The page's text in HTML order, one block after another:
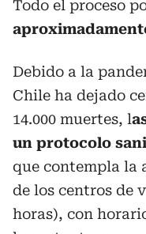
Todo el proceso
Debido a la
Chile ha dejado
14.000 muertes, l
un protocolo
que contempla la
de los centros de
horas), con